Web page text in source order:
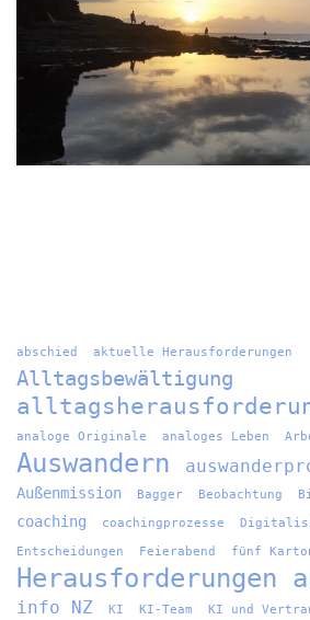
abschied aktuelle Herausforderungen
Alltagsbewältigung
analoge Originale analoges Leben
Auswandern
Außenmission Bagger Beobachtung
coaching coachingprozesse
Entscheidungen
Feierabend fünf
Herausforderungen
info NZ KI KI-Team KI und